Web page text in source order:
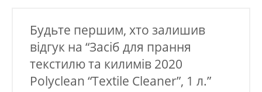
Будьте першим, хто залишив
відгук на “Засіб для прання
текстилю та килимів 2020
Polyclean “Textile Cleaner”, 1 л.”